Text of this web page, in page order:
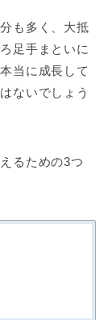
も多く、大抵
足手まといに
当に成長して
ないでしょう
るための3つ